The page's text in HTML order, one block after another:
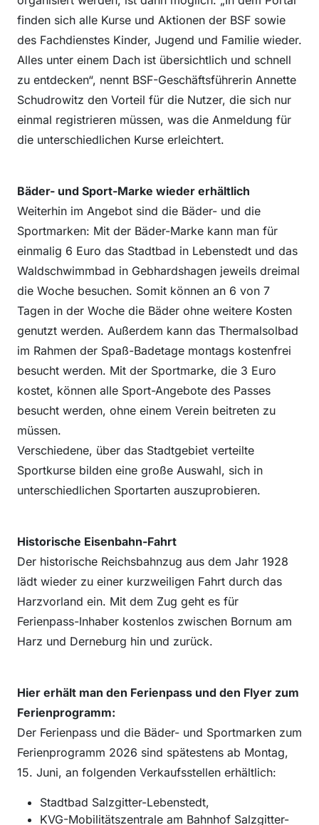
finden sich alle Kurse und Aktionen der BSF sowie
des Fachdienstes Kinder, Jugend und Familie wieder.
Alles unter einem Dach ist übersichtlich und schnell
zu entdecken“, nennt BSF-Geschäftsführerin Annette
Schudrowitz den Vorteil für die Nutzer, die sich nur
einmal registrieren müssen, was die Anmeldung für
die unterschiedlichen Kurse erleichtert.
Bäder- und Sport-Marke wieder erhältlich
Weiterhin im Angebot sind die Bäder- und die
Sportmarken: Mit der Bäder-Marke kann man für
einmalig 6 Euro das Stadtbad in Lebenstedt und das
Waldschwimmbad in Gebhardshagen jeweils dreimal
die Woche besuchen. Somit können an 6 von 7
Tagen in der Woche die Bäder ohne weitere Kosten
genutzt werden. Außerdem kann das Thermalsolbad
im Rahmen der Spaß-Badetage montags kostenfrei
besucht werden. Mit der Sportmarke, die 3 Euro
kostet, können alle Sport-Angebote des Passes
besucht werden, ohne einem Verein beitreten zu
müssen.
Verschiedene, über das Stadtgebiet verteilte
Sportkurse bilden eine große Auswahl, sich in
unterschiedlichen Sportarten auszuprobieren.
Historische Eisenbahn-Fahrt
Der historische Reichsbahnzug aus dem Jahr 1928
lädt wieder zu einer kurzweiligen Fahrt durch das
Harzvorland ein. Mit dem Zug geht es für
Ferienpass-Inhaber kostenlos zwischen Bornum am
Harz und Derneburg hin und zurück.
Hier erhält man den Ferienpass und den Flyer zum
Ferienprogramm:
Der Ferienpass und die Bäder- und Sportmarken zum
Ferienprogramm 2026 sind spätestens ab Montag,
15. Juni, an folgenden Verkaufsstellen erhältlich:
Stadtbad Salzgitter-Lebenstedt,
KVG-Mobilitätszentrale am Bahnhof Salzgitter-